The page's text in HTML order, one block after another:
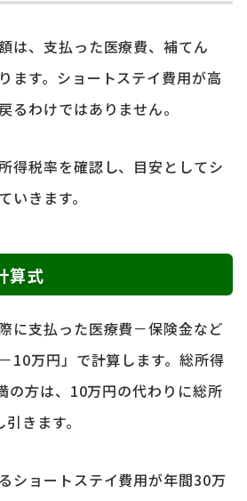
は、支払った医療費、補てん
ます。ショートステイ費用が高
るわけではありません。
得税率を確認し、目安としてシ
いきます。
算式
に支払った医療費－保険金など
10万円」で計算します。総所得
の方は、10万円の代わりに総所
きます。
ショートステイ費用が年間30万